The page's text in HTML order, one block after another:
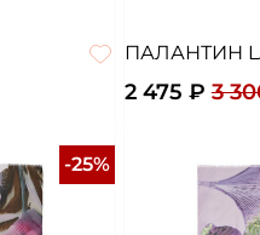
ПАЛАНТИН
2 475 ₽ 3
-25%